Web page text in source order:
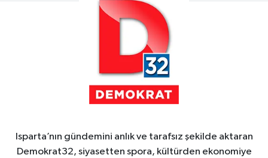
Isparta’nın gündemini anlık ve tarafsız şekilde aktaran
Demokrat32, siyasetten spora, kültürden ekonomiye